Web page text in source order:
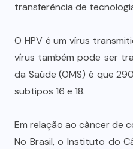
transferência de
O HPV é um vírus
vírus também pode ser
da Saúde (OMS) é que
subtipos 16 e 18.
Em relação ao câncer de
No Brasil, o Instituto do
Prefeito
mais alta
7